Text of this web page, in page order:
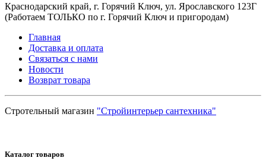
Краснодарский край, г. Горячий Ключ, ул. Ярославского 123Г
(Работаем ТОЛЬКО по г. Горячий Ключ и пригородам)
Главная
Доставка и оплата
Связаться с нами
Новости
Возврат товара
Стротельный магазин "Стройинтерьер сантехника"
Каталог товаров